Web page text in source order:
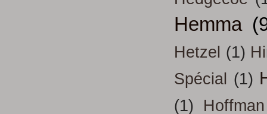
Hemma
Hetzel (1)
Spécial (1)
(1)
Hoffman